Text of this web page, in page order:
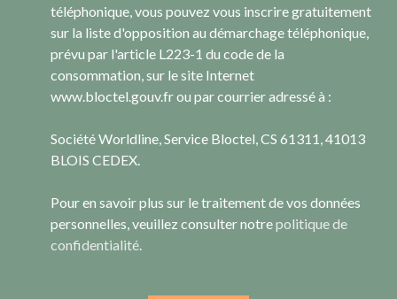
téléphonique, vous pouvez vous inscrire gratuitement
sur la liste d'opposition au démarchage téléphonique,
prévu par l'article L223-1 du code de la
consommation, sur le site Internet
www.bloctel.gouv.fr ou par courrier adressé à :
Société Worldline, Service Bloctel, CS 61311, 41013
BLOIS CEDEX.
Pour en savoir plus sur le traitement de vos données
personnelles, veuillez consulter notrepolitique de
confidentialité.